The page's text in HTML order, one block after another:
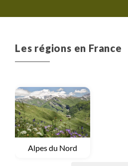
Les régions en France
Voyage
Alpes du Nord